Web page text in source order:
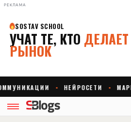
РЕКЛАМА